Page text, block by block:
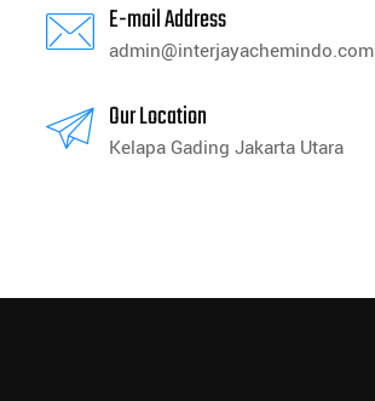
E-mail Address
admin@interjayachemindo.com
Our Location
Kelapa Gading Jakarta Utara